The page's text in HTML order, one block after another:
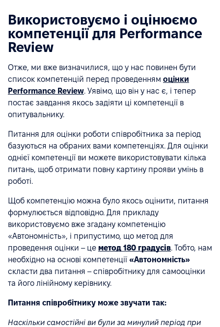
Використовуємо і оцінюємо
компетенції для Performance
Review
Отже, ми вже визначилися, що у нас повинен бути
список компетенцій перед проведенням оцінки
Performance Review. Уявімо, що він у нас є, і тепер
постає завдання якось задіяти ці компетенції в
опитувальнику.
Питання для оцінки роботи співробітника за період
базуються на обраних вами компетенціях. Для оцінки
однієї компетенції ви можете використовувати кілька
питань, щоб отримати повну картину прояви умінь в
роботі.
Щоб компетенцію можна було якось оцінити, питання
формулюється відповідно. Для прикладу
використовуємо вже згадану компетенцію
«Автономність», і припустимо, що метод для
проведення оцінки – це метод 180 градусів. Тобто, нам
необхідно на основі компетенції «Автономність»
скласти два питання – співробітнику для самооцінки
та його лінійному керівнику.
Питання співробітнику може звучати так:
Наскільки самостійні ви були за минулий період при